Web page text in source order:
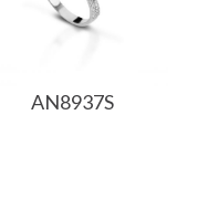
AN8937S